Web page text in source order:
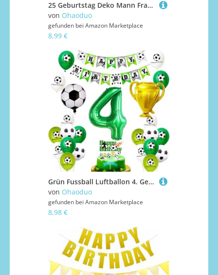
25 Geburtstag Deko Mann Frauen, Luftballon 25. Gold Schwarz Geburtstagsdeko 25 Jahre, Ballon Schwarz Gold Deko 25. Gold Schwarz 25 Jahr Geburtstagdeko
von Ohaoduo
gefunden bei Amazon Marketplace
8,99 €
Grün Fussball Luftballon 4. Geburtstag ballon 4 Jahre Junge Fußball Geburtstagsdeko 4 Jahre Kindergeburtstag Deko Luftballon 4 Geburtstag Junge 4. Geburtstagsdeko Fußball 4 Deko
von Ohaoduo
gefunden bei Amazon Marketplace
8,98 €